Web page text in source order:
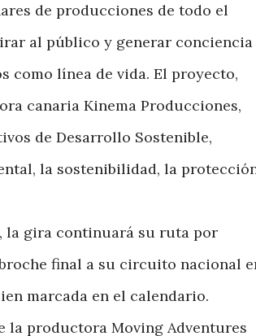
de producciones de todo el
al público y generar conciencia
como línea de vida. El proyecto,
canaria Kinema Producciones,
de Desarrollo Sostenible,
la sostenibilidad, la
la gira continuará su ruta por
final a su circuito nacional
marcada en el calendario.
la productora Moving Adventures